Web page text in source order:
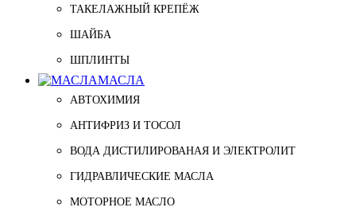
ТАКЕЛАЖНЫЙ КРЕПЁЖ
ШАЙБА
ШПЛИНТЫ
МАСЛА
АВТОХИМИЯ
АНТИФРИЗ И ТОСОЛ
ВОДА ДИСТИЛИРОВАНАЯ И ЭЛЕКТРОЛИТ
ГИДРАВЛИЧЕСКИЕ МАСЛА
МОТОРНОЕ МАСЛО